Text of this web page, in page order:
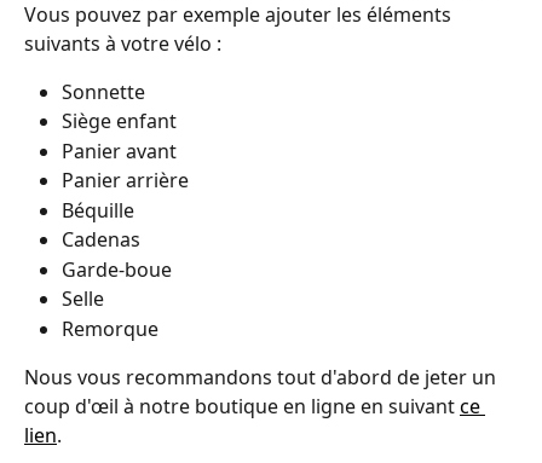
Vous pouvez par exemple ajouter les éléments
suivants à votre vélo :
Sonnette
Siège enfant
Panier avant
Panier arrière
Béquille
Cadenas
Garde-boue
Selle
Remorque
Nous vous recommandons tout d'abord de jeter un
coup d'œil à notre boutique en ligne en suivant ce
lien.